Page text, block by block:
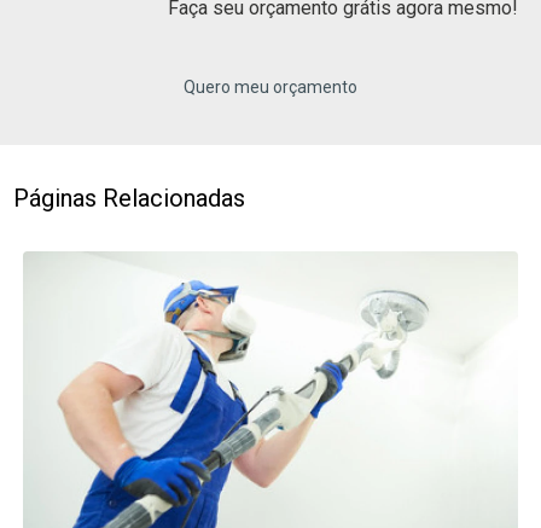
Faça seu orçamento grátis agora mesmo!
Quero meu orçamento
Páginas Relacionadas